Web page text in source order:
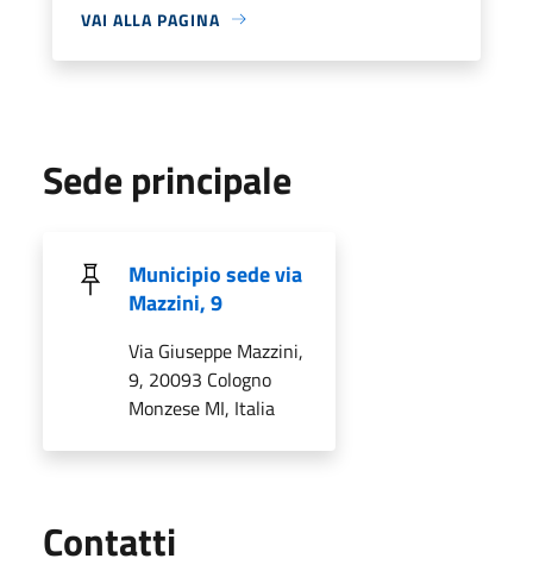
VAI ALLA PAGINA
Sede principale
Municipio sede via
Mazzini, 9
Via Giuseppe Mazzini,
9, 20093 Cologno
Monzese MI, Italia
Contatti